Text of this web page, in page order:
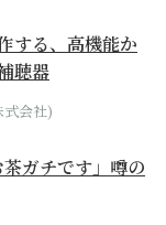
する、高機能か
聴器
式会社)
ガチです」噂の